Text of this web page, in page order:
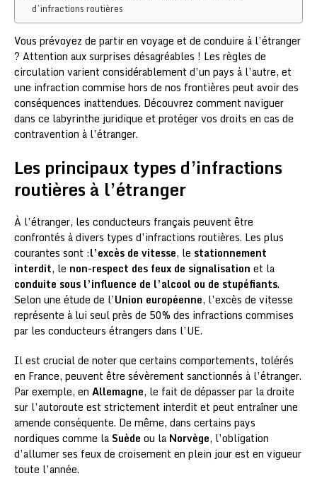
d’infractions routières
Vous prévoyez de partir en voyage et de conduire à l’étranger
? Attention aux surprises désagréables ! Les règles de
circulation varient considérablement d’un pays à l’autre, et
une infraction commise hors de nos frontières peut avoir des
conséquences inattendues. Découvrez comment naviguer
dans ce labyrinthe juridique et protéger vos droits en cas de
contravention à l’étranger.
Les principaux types d’infractions
routières à l’étranger
À l’étranger, les conducteurs français peuvent être
confrontés à divers types d’infractions routières. Les plus
courantes sont :l’excès de vitesse, le stationnement
interdit, le non-respect des feux de signalisation et la
conduite sous l’influence de l’alcool ou de stupéfiants.
Selon une étude de l’Union européenne, l’excès de vitesse
représente à lui seul près de 50% des infractions commises
par les conducteurs étrangers dans l’UE.
Il est crucial de noter que certains comportements, tolérés
en France, peuvent être sévèrement sanctionnés à l’étranger.
Par exemple, en Allemagne, le fait de dépasser par la droite
sur l’autoroute est strictement interdit et peut entraîner une
amende conséquente. De même, dans certains pays
nordiques comme la Suède ou la Norvège, l’obligation
d’allumer ses feux de croisement en plein jour est en vigueur
toute l’année.